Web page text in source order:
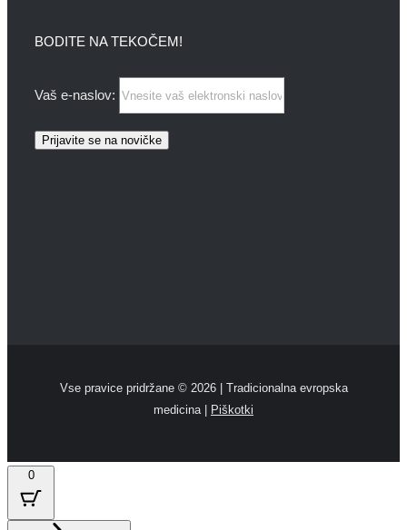
BODITE NA TEKOČEM!
Vaš e-naslov:
Vse pravice pridržane © 2026 | Tradicionalna evropska
medicina |
Piškotki
0